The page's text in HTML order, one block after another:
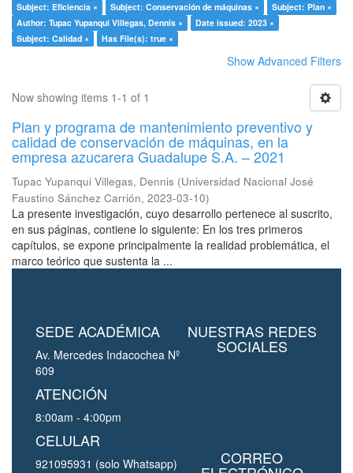
Subject: Eficiencia × Subject: Conservación de máquinas ×
Subject: Plan ×
Author: Tupac Yupanqui Villegas, Dennis ×
Date issued: 2023 ×
Subject: Calidad ×
Has File(s): true ×
Show Advanced Filters
Now showing items 1-1 of 1
Plan y programa de mantenimiento preventivo y
calidad de conservación de máquinas, en la
empresa azucarera Guadalupe S.A. – 2021
Tupac Yupanqui Villegas, Dennis (Universidad Nacional José
Faustino Sánchez Carrión, 2023-03-10)
La presente investigación, cuyo desarrollo pertenece al suscrito,
en sus páginas, contiene lo siguiente: En los tres primeros
capítulos, se expone principalmente la realidad problemática, el
marco teórico que sustenta la ...
SEDE ACADÉMICA
Av. Mercedes Indacochea Nº
609
ATENCIÓN
8:00am - 4:00pm
CELULAR
921095931 (solo Whatsapp)
NUESTRAS REDES
SOCIALES
CORREO